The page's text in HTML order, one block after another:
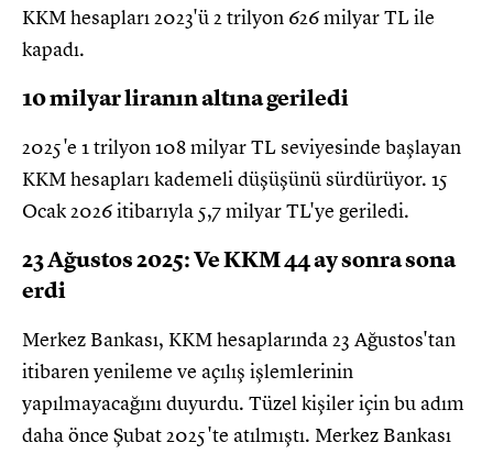
KKM hesapları 2023'ü 2 trilyon 626 milyar TL ile
kapadı.
10 milyar liranın altına geriledi
2025'e 1 trilyon 108 milyar TL seviyesinde başlayan
KKM hesapları kademeli düşüşünü sürdürüyor. 15
Ocak 2026 itibarıyla 5,7 milyar TL'ye geriledi.
23 Ağustos 2025: Ve KKM 44 ay sonra sona
erdi
Merkez Bankası, KKM hesaplarında 23 Ağustos'tan
itibaren yenileme ve açılış işlemlerinin
yapılmayacağını duyurdu. Tüzel kişiler için bu adım
daha önce Şubat 2025'te atılmıştı. Merkez Bankası